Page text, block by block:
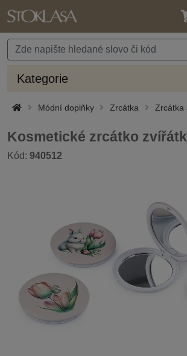
Kategorie
Módní doplňky Zrcátka Zrcátka
Kosmetické zrcátko
Kód: 940512